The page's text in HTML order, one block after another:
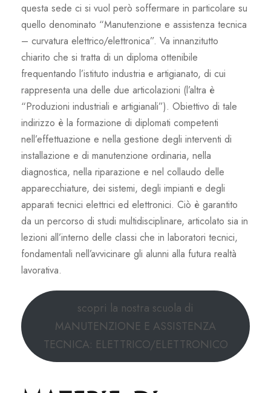
questa sede ci si vuol però soffermare in particolare su
quello denominato “Manutenzione e assistenza tecnica
– curvatura elettrico/elettronica”. Va innanzitutto
chiarito che si tratta di un diploma ottenibile
frequentando l’istituto industria e artigianato, di cui
rappresenta una delle due articolazioni (l’altra è
“Produzioni industriali e artigianali”). Obiettivo di tale
indirizzo è la formazione di diplomati competenti
nell’effettuazione e nella gestione degli interventi di
installazione e di manutenzione ordinaria, nella
diagnostica, nella riparazione e nel collaudo delle
apparecchiature, dei sistemi, degli impianti e degli
apparati tecnici elettrici ed elettronici. Ciò è garantito
da un percorso di studi multidisciplinare, articolato sia in
lezioni all’interno delle classi che in laboratori tecnici,
fondamentali nell’avvicinare gli alunni alla futura realtà
lavorativa.
scopri la nostra scuola di
MANUTENZIONE E ASSISTENZA
TECNICA: ELETTRICO/ELETTRONICO